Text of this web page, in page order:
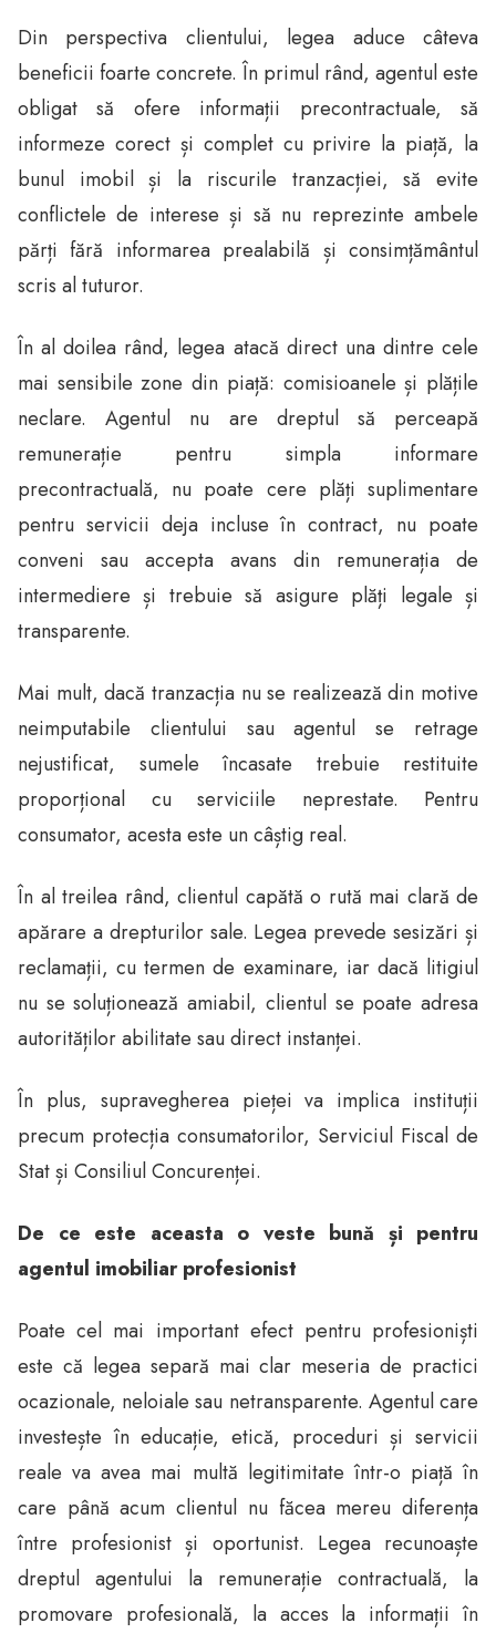
Din perspectiva clientului, legea aduce câteva
beneficii foarte concrete. În primul rând, agentul este
obligat să ofere informații precontractuale, să
informeze corect și complet cu privire la piață, la
bunul imobil și la riscurile tranzacției, să evite
conflictele de interese și să nu reprezinte ambele
părți fără informarea prealabilă și consimțământul
scris al tuturor.
În al doilea rând, legea atacă direct una dintre cele
mai sensibile zone din piață: comisioanele și plățile
neclare. Agentul nu are dreptul să perceapă
remunerație pentru simpla informare
precontractuală, nu poate cere plăți suplimentare
pentru servicii deja incluse în contract, nu poate
conveni sau accepta avans din remunerația de
intermediere și trebuie să asigure plăți legale și
transparente.
Mai mult, dacă tranzacția nu se realizează din motive
neimputabile clientului sau agentul se retrage
nejustificat, sumele încasate trebuie restituite
proporțional cu serviciile neprestate. Pentru
consumator, acesta este un câștig real.
În al treilea rând, clientul capătă o rută mai clară de
apărare a drepturilor sale. Legea prevede sesizări și
reclamații, cu termen de examinare, iar dacă litigiul
nu se soluționează amiabil, clientul se poate adresa
autorităților abilitate sau direct instanței.
În plus, supravegherea pieței va implica instituții
precum protecția consumatorilor, Serviciul Fiscal de
Stat și Consiliul Concurenței.
De ce este aceasta o veste bună și pentru
agentul imobiliar profesionist
Poate cel mai important efect pentru profesioniști
este că legea separă mai clar meseria de practici
ocazionale, neloiale sau netransparente. Agentul care
investește în educație, etică, proceduri și servicii
reale va avea mai multă legitimitate într-o piață în
care până acum clientul nu făcea mereu diferența
între profesionist și oportunist. Legea recunoaște
dreptul agentului la remunerație contractuală, la
promovare profesională, la acces la informații în